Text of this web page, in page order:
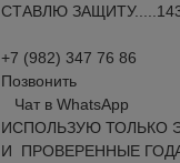
СТАВЛЮ
+7 (982) 347 76 86
Позвонить
Чат в WhatsApp
ИСПОЛЬЗУЮ ТОЛЬКО
И ПРОВЕРЕННЫЕ